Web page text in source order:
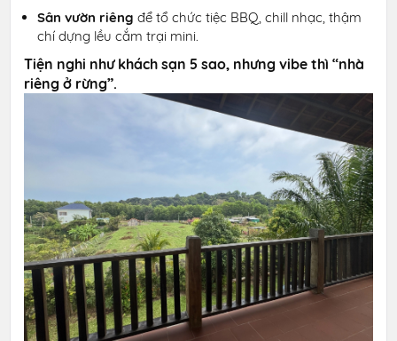
Sân vườn riêng để tổ chức tiệc BBQ, chill nhạc, thậm
chí dựng lều cắm trại mini.
Tiện nghi như khách sạn 5 sao, nhưng vibe thì “nhà
riêng ở rừng”.